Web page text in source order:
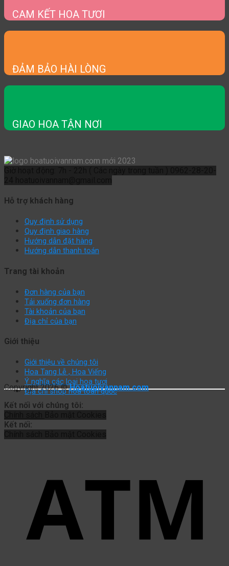
CAM KẾT HOA TƯƠI
ĐẢM BẢO HÀI LÒNG
GIAO HOA TẬN NƠI
Hỗ trợ khách hàng
Quy định sử dụng
Quy định giao hàng
Hướng dẫn đặt hàng
Hướng dẫn thanh toán
Trang tài khoản
Đơn hàng của bạn
Tải xuống đơn hàng
Tài khoản của bạn
Địa chỉ của bạn
Giới thiệu
Giới thiệu về chúng tôi
Hoa Tang Lễ , Hoa Viếng
Ý nghĩa các loại hoa tươi
Địa chỉ shop hoa toàn quốc
Copyright 2026 ©Hoatuoivannam.com
Kết nối với chúng tôi:
Kết nối: